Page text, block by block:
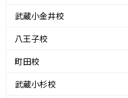
武蔵小金井校
八王子校
町田校
武蔵小杉校